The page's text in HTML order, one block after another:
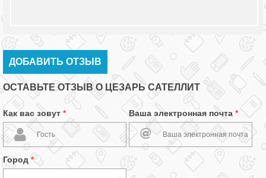
ДОБАВИТЬ ОТЗЫВ
ОСТАВЬТЕ ОТЗЫВ О ЦЕЗАРЬ САТЕЛЛИТ
Как вас зовут * Ваша электронная почта *
Город *